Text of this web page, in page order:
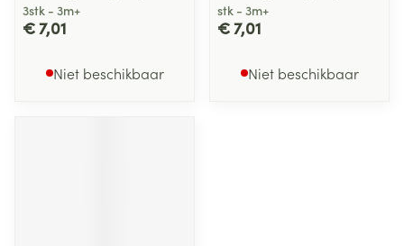
3stk - 3m+
€ 7,01
Niet beschikbaar
stk - 3m+
€ 7,01
Niet beschikbaar